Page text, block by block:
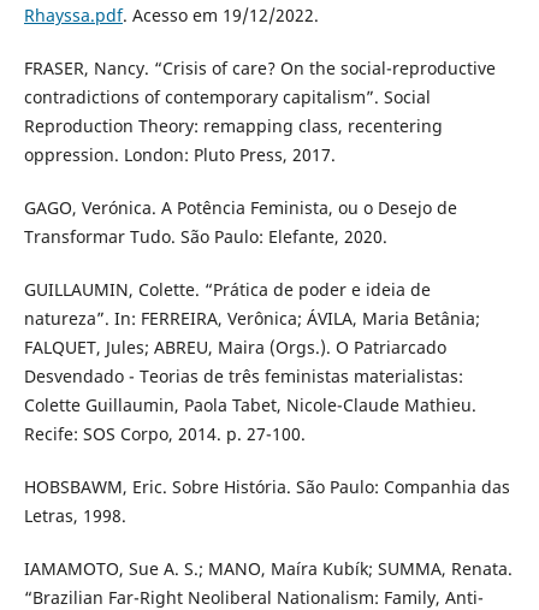
Rhayssa.pdf. Acesso em 19/12/2022.
FRASER, Nancy. “Crisis of care? On the social-reproductive
contradictions of contemporary capitalism”. Social
Reproduction Theory: remapping class, recentering
oppression. London: Pluto Press, 2017.
GAGO, Verónica. A Potência Feminista, ou o Desejo de
Transformar Tudo. São Paulo: Elefante, 2020.
GUILLAUMIN, Colette. “Prática de poder e ideia de
natureza”. In: FERREIRA, Verônica; ÁVILA, Maria Betânia;
FALQUET, Jules; ABREU, Maira (Orgs.). O Patriarcado
Desvendado - Teorias de três feministas materialistas:
Colette Guillaumin, Paola Tabet, Nicole-Claude Mathieu.
Recife: SOS Corpo, 2014. p. 27-100.
HOBSBAWM, Eric. Sobre História. São Paulo: Companhia das
Letras, 1998.
IAMAMOTO, Sue A. S.; MANO, Maíra Kubík; SUMMA, Renata.
“Brazilian Far-Right Neoliberal Nationalism: Family, Anti-